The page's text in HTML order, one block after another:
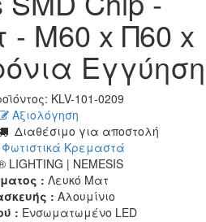
- Μ60 x Π60 x
Εγγύηση
KLV-101-0209
Αξιολόγηση
Διαθέσιμο για αποστολή
Φωτιστικά Κρεμαστά
LIGHTING | NEMESIS
: Λευκό Ματ
: Αλουμίνιο
: Ενσωματωμένο LED